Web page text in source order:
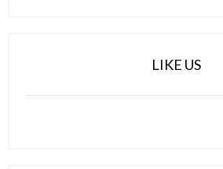
LIKE US